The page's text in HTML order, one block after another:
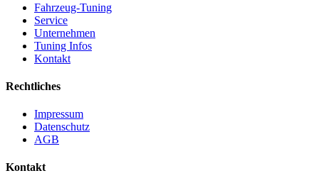
Fahrzeug-Tuning
Service
Unternehmen
Tuning Infos
Kontakt
Rechtliches
Impressum
Datenschutz
AGB
Kontakt